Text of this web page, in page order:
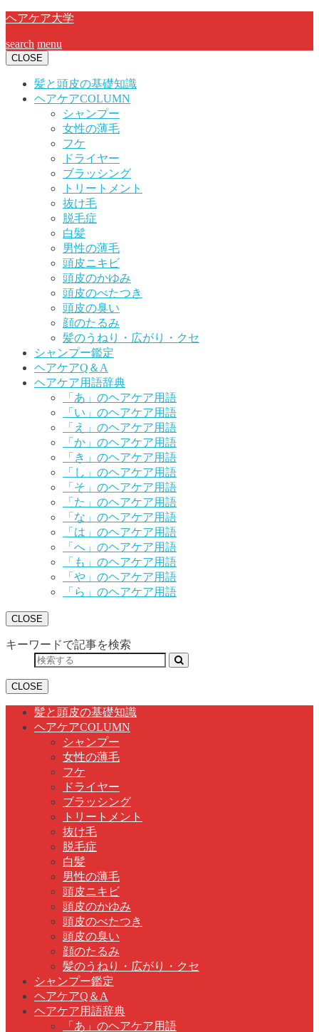
ヘアケア大学
search menu
CLOSE
髪と頭皮の基礎知識
ヘアケアCOLUMN
シャンプー
女性の薄毛
フケ
ドライヤー
ブラッシング
トリートメント
抜け毛
脱毛症
白髪
男性の薄毛
頭皮ニキビ
頭皮のかゆみ
頭皮のべたつき
頭皮の臭い
顔のたるみ
髪のうねり・広がり・クセ
シャンプー鑑定
ヘアケアQ＆A
ヘアケア用語辞典
「あ」のヘアケア用語
「い」のヘアケア用語
「え」のヘアケア用語
「か」のヘアケア用語
「き」のヘアケア用語
「し」のヘアケア用語
「そ」のヘアケア用語
「た」のヘアケア用語
「な」のヘアケア用語
「は」のヘアケア用語
「へ」のヘアケア用語
「も」のヘアケア用語
「や」のヘアケア用語
「ら」のヘアケア用語
CLOSE
キーワードで記事を検索
CLOSE
髪と頭皮の基礎知識
ヘアケアCOLUMN
シャンプー
女性の薄毛
フケ
ドライヤー
ブラッシング
トリートメント
抜け毛
脱毛症
白髪
男性の薄毛
頭皮ニキビ
頭皮のかゆみ
頭皮のべたつき
頭皮の臭い
顔のたるみ
髪のうねり・広がり・クセ
シャンプー鑑定
ヘアケアQ＆A
ヘアケア用語辞典
「あ」のヘアケア用語